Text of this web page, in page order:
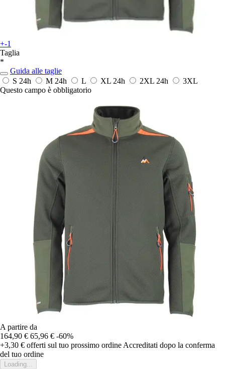
+-1
Taglia
*
Guida alle taglie
S 24h M 24h L XL 24h 2XL 24h
3XL
Questo campo è obbligatorio
A partire da
164,90 € 65,96 € -60%
+3,30 € offerti sul tuo prossimo ordineAccreditati dopo la conferma
del tuo ordine
Loading...